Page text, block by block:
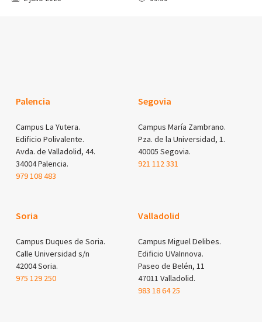
Palencia
Campus La Yutera.
Edificio Polivalente.
Avda. de Valladolid, 44.
34004 Palencia.
979 108 483
Segovia
Campus María Zambrano.
Pza. de la Universidad, 1.
40005 Segovia.
921 112 331
Soria
Campus Duques de Soria.
Calle Universidad s/n
42004 Soria.
975 129 250
Valladolid
Campus Miguel Delibes.
Edificio UVaInnova.
Paseo de Belén, 11
47011 Valladolid.
983 18 64 25